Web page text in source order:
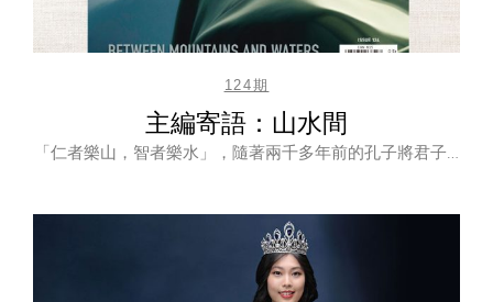
124期
主編寄語：山水間
「仁者樂山，智者樂水」，隨著兩千多年前的孔子將君子…